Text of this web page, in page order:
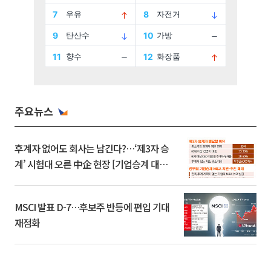
주요뉴스
후계자 없어도 회사는 남긴다?…‘제3자 승
계’ 시험대 오른 中企 현장 [기업승계 대전
MSCI 발표 D-7…후보주 반등에 편입 기대
재점화